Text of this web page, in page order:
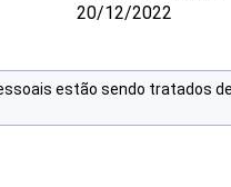
20/12/2022
estão sendo tratados